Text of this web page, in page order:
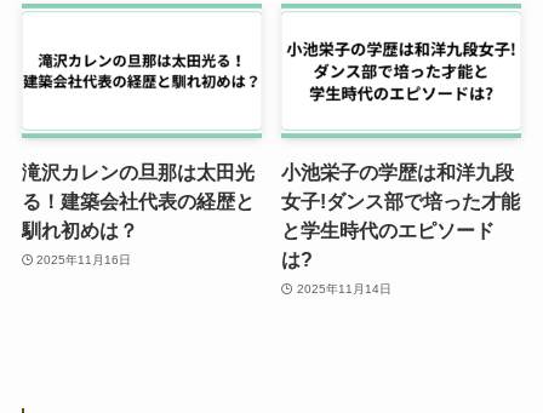
滝沢カレンの旦那は太田光
る！建築会社代表の経歴と
馴れ初めは？
2025年11月16日
小池栄子の学歴は和洋九段
女子!ダンス部で培った才能
と学生時代のエピソード
は?
2025年11月14日